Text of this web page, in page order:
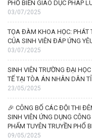
PHỔ BIẾN GIÁO DỤC PHÁP
03/07/2025
TỌA ĐÀM KHOA HỌC: PHÁT
CỦA SINH VIÊN ĐÁP ỨNG
03/07/2025
SINH VIÊN TRƯỜNG ĐẠI
TẾ TẠI TÒA ÁN NHÂN DÂN
23/05/2025
🎉 CÔNG BỐ CÁC ĐỘI THI
SINH VIÊN ỨNG DỤNG
PHẨM TUYÊN TRUYỀN PHỔ
09/05/2025